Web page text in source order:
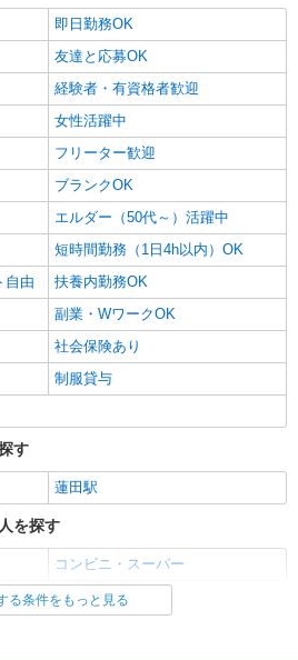
株式会社 21705_p
アルバイト・パート】
以上 試用期間中 時給1,400円以上
発生した場合、残業代を1
別途支給します。
学武蔵工場 （埼玉県蓮田市大字黒浜
詳細を見る
株式会社 39680_f
正社員】
円〜32万円 試用期間中 月給27万円〜
月) 残業が発生した場合、残業
単位で別途支給します。 ※給与は経験や
に応じて決定します。
ドタイムリビング 埼玉蓮田 （埼玉県蓮
内２?４１）
詳細を見る
株式会社 21705_f
正社員】
〜31万円 試用期間中 月給28万円〜
月) 残業が発生した場合、残業
位で別途支給します。 ※給与は経験や
に応じて決定します。
学武蔵工場 （埼玉県蓮田市大字黒浜
即日勤務OK
友達と応募OK
経験者・有資格者歓迎
女性活躍中
フリーター歓迎
ブランクOK
エルダー（50代～）活躍中
短時間勤務（1日4h以内）OK
自由
扶養内勤務OK
副業・WワークOK
社会保険あり
制服貸与
す
蓮田駅
を探す
コンビニ・スーパー
求人を探す
る条件をもっと見る